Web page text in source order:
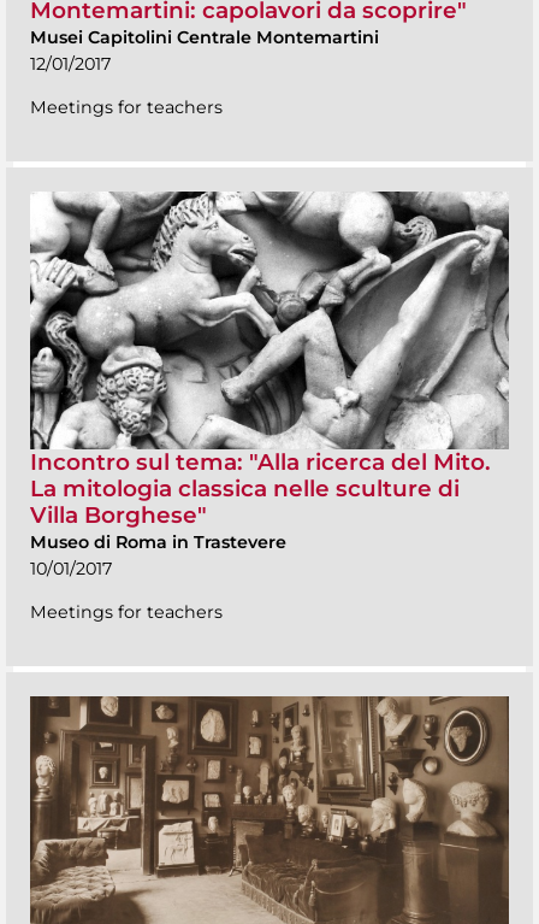
Montemartini: capolavori da scoprire"
Musei Capitolini Centrale Montemartini
12/01/2017
Meetings for teachers
Incontro sul tema: "Alla ricerca del Mito.
La mitologia classica nelle sculture di
Villa Borghese"
Museo di Roma in Trastevere
10/01/2017
Meetings for teachers